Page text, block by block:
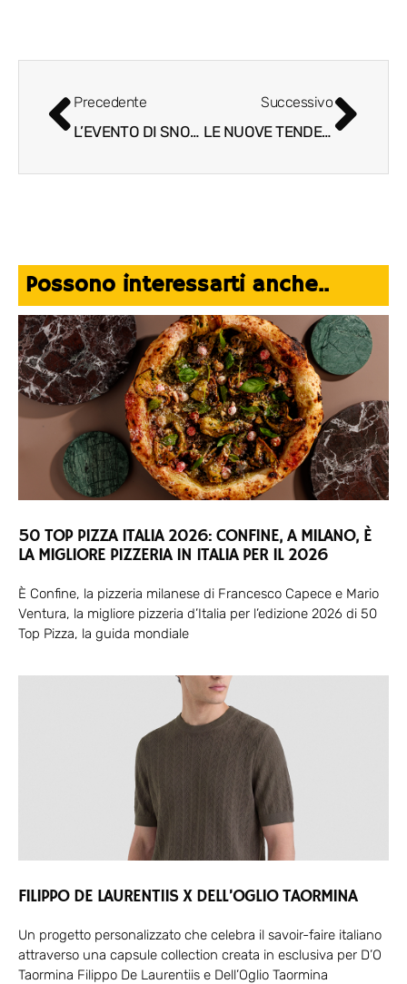
Precedente
L’EVENTO DI SNOB DEDICATO A MIXOLOGY E SOSTENIBILITÀ CON I “PROFUMI” WDRINK
Successivo
LE NUOVE TENDENZE DEL RETAIL TRA SOSTENIBILITÀ ED ESPERIENZE IMMERSIVE
Possono interessarti anche..
50 TOP PIZZA ITALIA 2026: CONFINE, A MILANO, È
LA MIGLIORE PIZZERIA IN ITALIA PER IL 2026
È Confine, la pizzeria milanese di Francesco Capece e Mario
Ventura, la migliore pizzeria d’Italia per l’edizione 2026 di 50
Top Pizza, la guida mondiale
FILIPPO DE LAURENTIIS X DELL’OGLIO TAORMINA
Un progetto personalizzato che celebra il savoir-faire italiano
attraverso una capsule collection creata in esclusiva per D’O
Taormina Filippo De Laurentiis e Dell’Oglio Taormina